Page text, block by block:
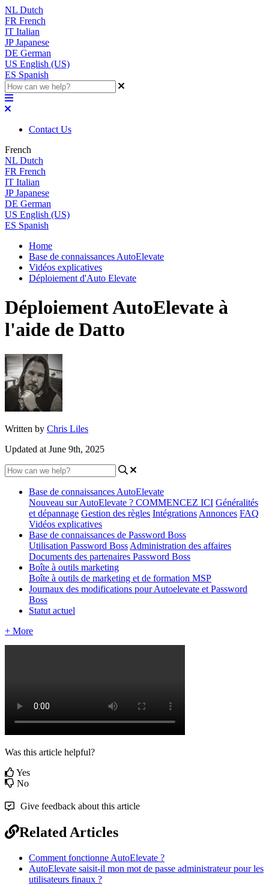
NL Dutch
FR French
IT Italian
JP Japanese
DE German
US English (US)
ES Spanish
Contact Us
French
NL Dutch
FR French
IT Italian
JP Japanese
DE German
US English (US)
ES Spanish
Home
Base de connaissances AutoElevate
Vidéos explicatives
Déploiement d'Auto Elevate
Déploiement AutoElevate à
l'aide de Datto
Written by Chris Liles
Updated at June 9th, 2025
Base de connaissances AutoElevate
Nouveau sur AutoElevate ? COMMENCEZ ICI Généralités
et dépannage Gestion des règles Intégrations Annonces FAQ
Vidéos explicatives
Base de connaissances de Password Boss
Utilisation Password Boss Administration des affaires
Documents des partenaires Password Boss
Boîte à outils marketing
Boîte à outils de marketing et de formation MSP
Journaux des modifications pour Autoelevate et Password
Boss
Statut actuel
+ More
Was this article helpful?
Yes
No
Give feedback about this article
Related Articles
Comment fonctionne AutoElevate ?
AutoElevate saisit-il mon mot de passe administrateur pour les
utilisateurs finaux ?